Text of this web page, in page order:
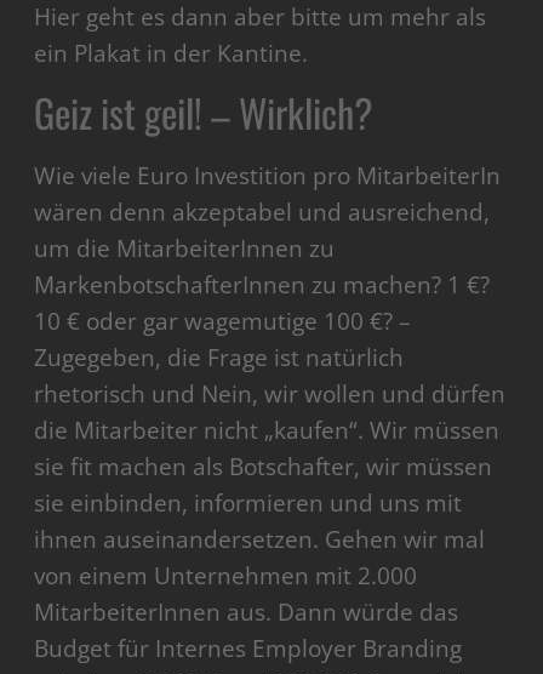
Hier geht es dann aber bitte um mehr als
ein Plakat in der Kantine.
Geiz ist geil! – Wirklich?
Wie viele Euro Investition pro MitarbeiterIn
wären denn akzeptabel und ausreichend,
um die MitarbeiterInnen zu
MarkenbotschafterInnen zu machen? 1 €?
10 € oder gar wagemutige 100 €? –
Zugegeben, die Frage ist natürlich
rhetorisch und Nein, wir wollen und dürfen
die Mitarbeiter nicht „kaufen“. Wir müssen
sie fit machen als Botschafter, wir müssen
sie einbinden, informieren und uns mit
ihnen auseinandersetzen. Gehen wir mal
von einem Unternehmen mit 2.000
MitarbeiterInnen aus. Dann würde das
Budget für Internes Employer Branding